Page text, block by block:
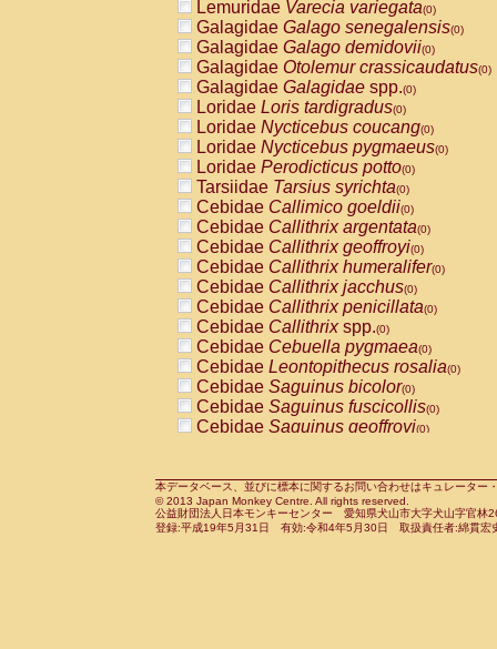
AtelidaeAlouattaspp.(0)
AtelidaeAteles belzebuth(0)
AtelidaeAteles geoffroyi(0)
AtelidaeAteles paniscus(0)
AtelidaeAtelesspp.(0)
Atelidae Lagothrix lagothricha
AtelidaeLagothrix lagothricha cana
PitheciidaeCacajao calvus
PitheciidaeCallicebus cupreus
PitheciidaeCallicebus donacophilus
PitheciidaeCallicebus moloch
PitheciidaeCallicebus torquatus
PitheciidaeCallicebusspp.(0)
PitheciidaeChiropotes satanas(0)
PitheciidaePithecia monachus
PitheciidaePithecia pithecia(0)
CercopithecidaeCercocebus agilis
CercopithecidaeCercocebus
CercopithecidaeCercocebus
CercopithecidaeCercocebus
CercopithecidaeCercocebus
CercopithecidaeCercocebushybrid
CercopithecidaePapio anubis(0)
CercopithecidaePapio cynocephalus
CercopithecidaePapio hamadryas(0)
Lemuridae Varecia variegata(0)
Galagidae Galago senegalensis(0)
Galagidae Galago demidovii(0)
Galagidae Otolemur crassicaudatus(0)
Galagidae Galagidae spp.(0)
Loridae Loris tardigradus(0)
Loridae Nycticebus coucang(0)
Loridae Nycticebus pygmaeus(0)
Loridae Perodicticus potto(0)
Tarsiidae Tarsius syrichta(0)
Cebidae Callimico goeldii(0)
Cebidae Callithrix argentata(0)
Cebidae Callithrix geoffroyi(0)
Cebidae Callithrix humeralifer(0)
Cebidae Callithrix jacchus(0)
Cebidae Callithrix penicillata(0)
Cebidae Callithrixspp.(0)
Cebidae Cebuella pygmaea(0)
Cebidae Leontopithecus rosalia(0)
Cebidae Saguinus bicolor(0)
Cebidae Saguinus fuscicollis(0)
Cebidae Saguinus geoffroyi(0)
CebidaeSaguinus leucopus(0)
CebidaeSaguinus midas(0)
Cebidae Saguinus mystax(0)
本データベース、並びに標本に関するお問い合わせはキュレータ
© 2013 Japan Monkey Centre. All rights reserved.
公益財団法人日本モンキーセンター 愛知県犬山市大字犬山字官
登録:平成19年5月31日 有効:令和4年5月30日 取扱責任者:綿貫宏